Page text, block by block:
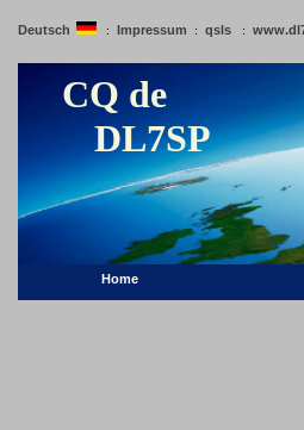
Deutsch : Impressum : qsls :
CQ de
DL7SP
Home